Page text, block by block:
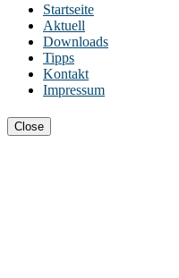
Startseite
Aktuell
Downloads
Tipps
Kontakt
Impressum
Close